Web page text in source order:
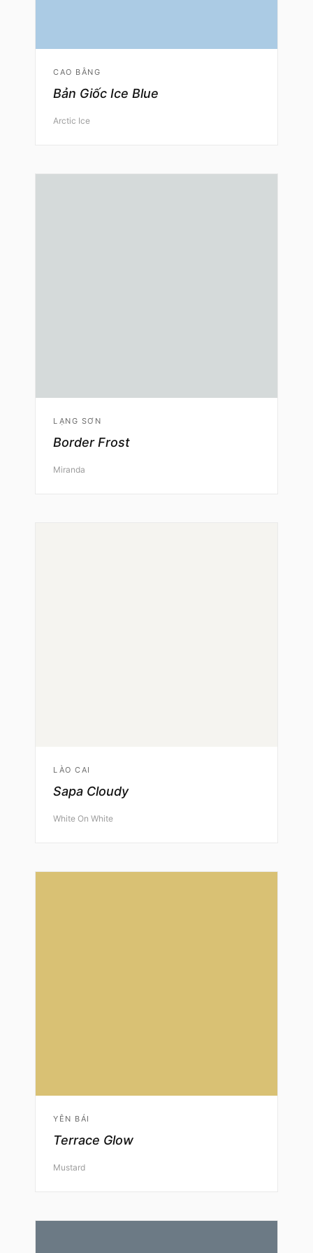
CAO BẰNG
Bản Giốc Ice Blue
Arctic Ice
LẠNG SƠN
Border Frost
Miranda
LÀO CAI
Sapa Cloudy
White On White
YÊN BÁI
Terrace Glow
Mustard